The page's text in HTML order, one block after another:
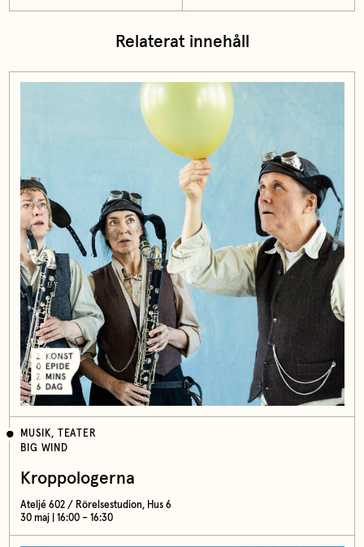
Relaterat innehåll
MUSIK, TEATER
BIG WIND
Kroppologerna
Ateljé 602 / Rörelsestudion, Hus 6
30 maj | 16:00 – 16:30